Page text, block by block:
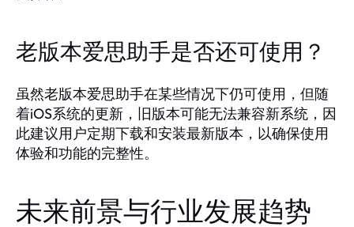
老版本爱思助手是否还可使用？
虽然老版本爱思助手在某些情况下仍可使用，但随
着iOS系统的更新，旧版本可能无法兼容新系统，因
此建议用户定期下载和安装最新版本，以确保使用
体验和功能的完整性。
未来前景与行业发展趋势